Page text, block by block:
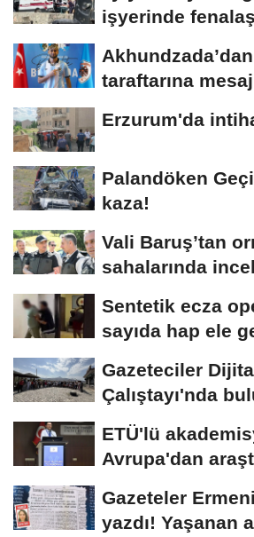
işyerinde
taraftarına
Erzurum'da
Palandöken
kaza!
Vali Baruş’tan
sahalarında
Sentetik ecza
sayıda hap ele
Gazeteciler
Çalıştayı'nda
ETÜ'lü
Avrupa'dan
Gazeteler
yazdı! Yaşanan